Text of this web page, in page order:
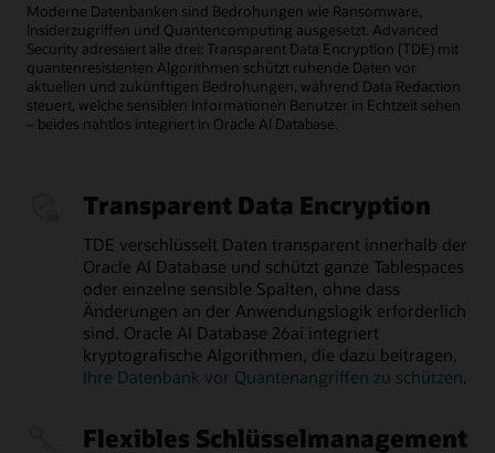
Moderne Datenbanken sind Bedrohungen wie Ransomware,
Insiderzugriffen und Quantencomputing ausgesetzt. Advanced
Security adressiert alle drei: Transparent Data Encryption (TDE) mit
quantenresistenten Algorithmen schützt ruhende Daten vor
aktuellen und zukünftigen Bedrohungen, während Data Redaction
steuert, welche sensiblen Informationen Benutzer in Echtzeit sehen
– beides nahtlos integriert in Oracle AI Database.
Transparent Data Encryption
TDE verschlüsselt Daten transparent innerhalb der
Oracle AI Database und schützt ganze Tablespaces
oder einzelne sensible Spalten, ohne dass
Änderungen an der Anwendungslogik erforderlich
sind. Oracle AI Database 26ai integriert
kryptografische Algorithmen, die dazu beitragen,
Ihre Datenbank vor Quantenangriffen zu schützen
Flexibles Schlüsselmanagement